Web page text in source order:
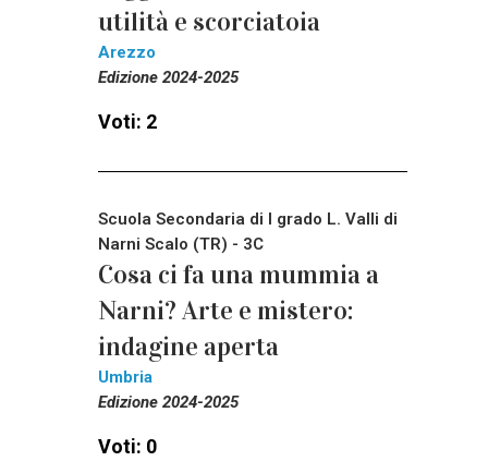
utilità e scorciatoia
Arezzo
Edizione 2024-2025
Voti: 2
Scuola Secondaria di I grado L. Valli di
Narni Scalo (TR) - 3C
Cosa ci fa una mummia a
Narni? Arte e mistero:
indagine aperta
Umbria
Edizione 2024-2025
Voti: 0